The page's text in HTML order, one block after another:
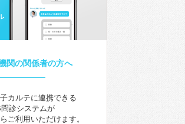
関の関係者の方へ
カルテに連携できる
診システムが
ご利用いただけます。